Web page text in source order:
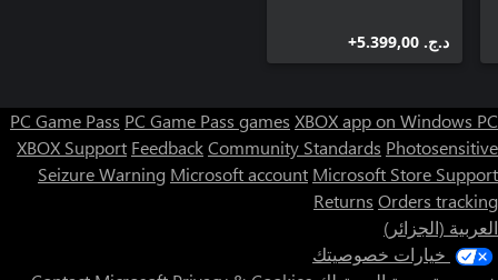
د.ج.‏ 5.399,00+
PC Game Pass PC Game Pass games XBOX app on Windows PC
XBOX Support FeedbackCommunity Standards Photosensitive
Seizure Warning Microsoft account Microsoft Store Support
Returns Orders tracking
العربية (الجزائر)
خيارات خصوصيتك